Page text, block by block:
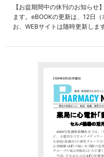
【お盆期間中の休刊のお知ら
ます。eBOOKの更新は、12日
お、WEBサイトは随時更新します